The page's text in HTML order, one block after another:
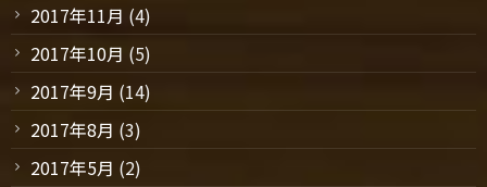
2017年11月 (4)
2017年10月 (5)
2017年9月 (14)
2017年8月 (3)
2017年5月 (2)